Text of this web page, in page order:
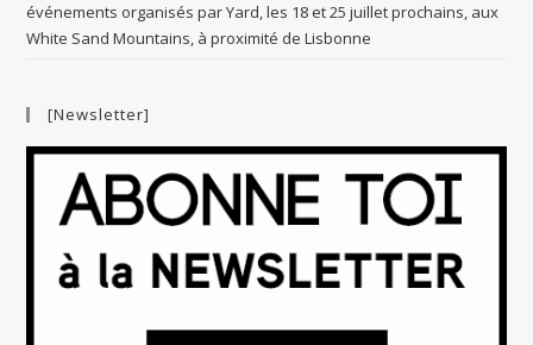
événements organisés par Yard, les 18 et 25 juillet prochains, aux
White Sand Mountains, à proximité de Lisbonne
[Newsletter]